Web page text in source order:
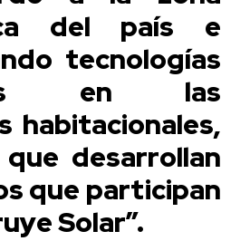
del país e
tecnologías
en las
habitacionales,
desarrollan
que participan
Solar”.